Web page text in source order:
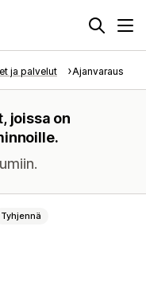
ja palvelut Ajanvaraus
joissa on
Tyhjennä